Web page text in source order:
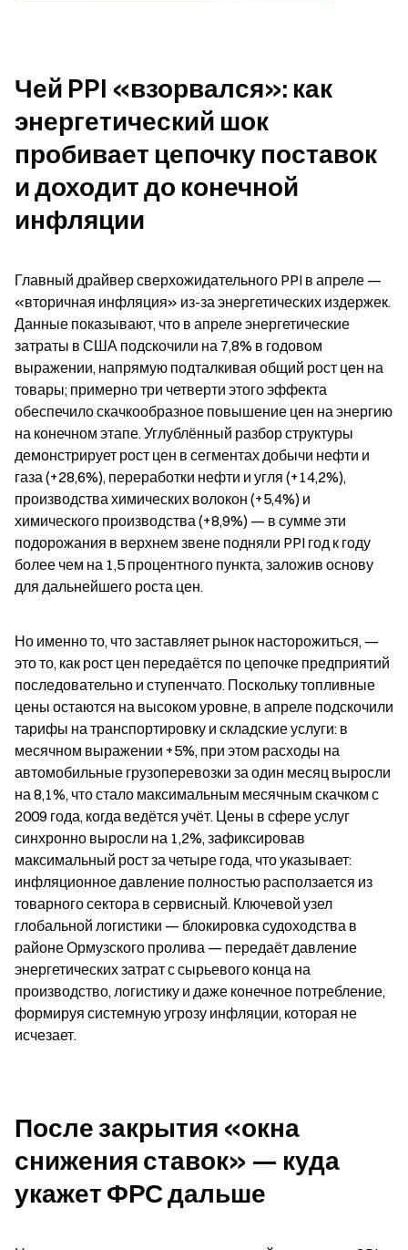
Чей PPI «взорвался»: как
энергетический шок
пробивает цепочку поставок
и доходит до конечной
инфляции
Главный драйвер сверхожидательного PPI в апреле —
«вторичная инфляция» из-за энергетических издержек.
Данные показывают, что в апреле энергетические
затраты в США подскочили на 7,8% в годовом
выражении, напрямую подталкивая общий рост цен на
товары; примерно три четверти этого эффекта
обеспечило скачкообразное повышение цен на энергию
на конечном этапе. Углублённый разбор структуры
демонстрирует рост цен в сегментах добычи нефти и
газа (+28,6%), переработки нефти и угля (+14,2%),
производства химических волокон (+5,4%) и
химического производства (+8,9%) — в сумме эти
подорожания в верхнем звене подняли PPI год к году
более чем на 1,5 процентного пункта, заложив основу
для дальнейшего роста цен.
Но именно то, что заставляет рынок насторожиться, —
это то, как рост цен передаётся по цепочке предприятий
последовательно и ступенчато. Поскольку топливные
цены остаются на высоком уровне, в апреле подскочили
тарифы на транспортировку и складские услуги: в
месячном выражении +5%, при этом расходы на
автомобильные грузоперевозки за один месяц выросли
на 8,1%, что стало максимальным месячным скачком с
2009 года, когда ведётся учёт. Цены в сфере услуг
синхронно выросли на 1,2%, зафиксировав
максимальный рост за четыре года, что указывает:
инфляционное давление полностью расползается из
товарного сектора в сервисный. Ключевой узел
глобальной логистики — блокировка судоходства в
районе Ормузского пролива — передаёт давление
энергетических затрат с сырьевого конца на
производство, логистику и даже конечное потребление,
формируя системную угрозу инфляции, которая не
исчезает.
После закрытия «окна
снижения ставок» — куда
укажет ФРС дальше